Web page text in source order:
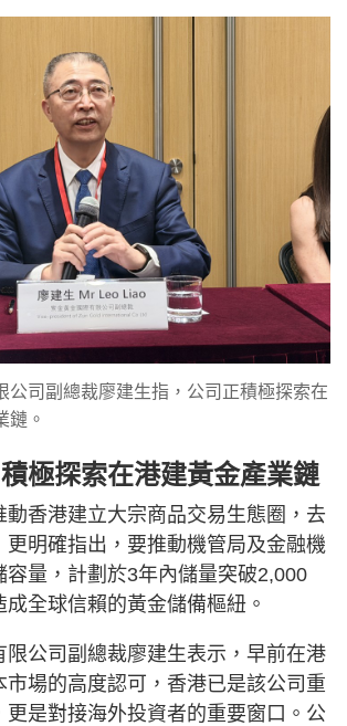
公司副總裁廖建生指，公司正積極探索在
鏈。
極探索在港建黃金產業鏈
動香港建立大宗商品交易生態圈，去
更明確指出，要推動機管局及金融機
容量，計劃於3年內儲量突破2,000
全球信賴的黃金儲備樞紐。
限公司副總裁廖建生表示，早前在港
市場的高度認可，香港已是該公司重
更是對接海外投資者的重要窗口。公